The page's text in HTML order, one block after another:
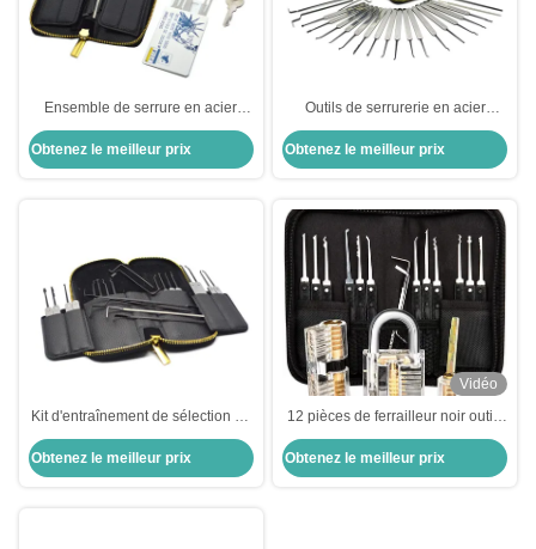
Ensemble de serrure en acier
inoxydable 22 pièces + Kit de
serrure en forme de carte de crédit
+ Serrure pratique transparente
Obtenez le meilleur prix
Outils de serrurerie en acier
inoxydable 22 pièces ensemble
de serrure automatique avec
verrou pratique transparent
Obtenez le meilleur prix
Kit d'entraînement de sélection de
serrure complète Outils +
verrouillage clair pour
l'apprentissage en temps réel
Obtenez le meilleur prix
Vidéo
12 pièces de ferrailleur noir outils
de verrouillage sélectionner
ensemble de pratique de
verrouillage transparent
Obtenez le meilleur prix